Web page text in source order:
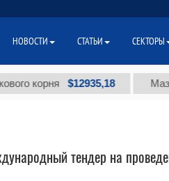
корня $12935,18 Мазут
тендер на
НОВОСТИ СТАТЬИ СЕКТОРЫ